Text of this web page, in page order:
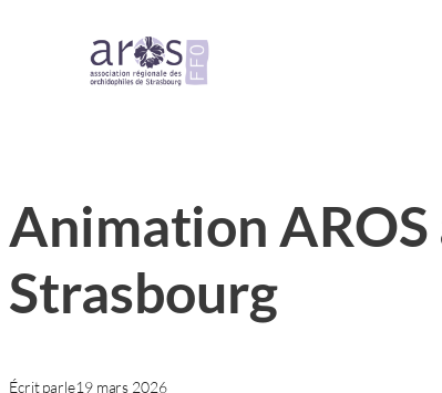
Animation AROS
Strasbourg
Écrit parle19 mars 2026